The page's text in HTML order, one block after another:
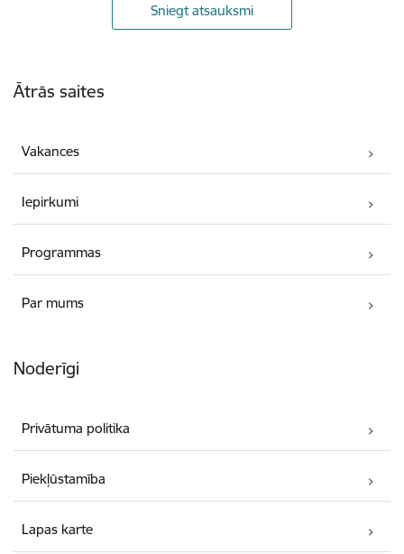
Sniegt atsauksmi
Ātrās saites
Vakances
Iepirkumi
Programmas
Par mums
Noderīgi
Privātuma politika
Piekļūstamība
Lapas karte